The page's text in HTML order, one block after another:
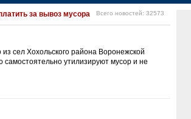
за вывоз мусора Всего новостей: 32573
сел Хохольского района Воронежской
самостоятельно утилизируют мусор и не